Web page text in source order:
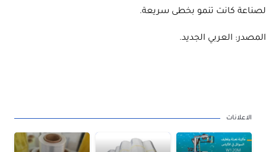
لصناعة كانت تنمو بخطى سريعة.
المصدر: العربي الجديد.
الاعلانات